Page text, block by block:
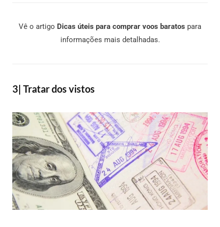
Vê o artigo Dicas úteis para comprar voos baratos para
informações mais detalhadas.
3| Tratar dos vistos